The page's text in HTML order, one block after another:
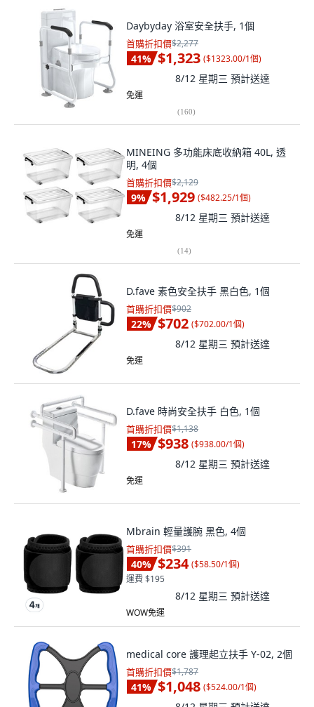
Daybyday 浴室安全扶手, 1個
首購折扣價$2,277
41% $1,323 ($1323.00/1個)
8/12 星期三 預計送達
免運
(160)
MINEING 多功能床底收納箱 40L, 透
明, 4個
首購折扣價$2,129
9% $1,929 ($482.25/1個)
8/12 星期三 預計送達
免運
(14)
D.fave 素色安全扶手 黑白色, 1個
首購折扣價$902
22% $702 ($702.00/1個)
8/12 星期三 預計送達
免運
D.fave 時尚安全扶手 白色, 1個
首購折扣價$1,138
17% $938 ($938.00/1個)
8/12 星期三 預計送達
免運
Mbrain 輕量護腕 黑色, 4個
首購折扣價$391
40% $234 ($58.50/1個)
運費 $195
8/12 星期三 預計送達
WOW免運
medical core 護理起立扶手 Y-02, 2個
首購折扣價$1,787
41% $1,048 ($524.00/1個)